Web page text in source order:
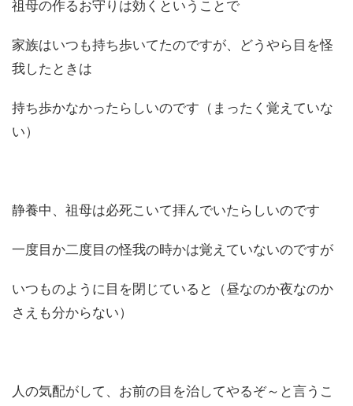
祖母の作るお守りは効くということで
家族はいつも持ち歩いてたのですが、どうやら目を怪
我したときは
持ち歩かなかったらしいのです（まったく覚えていな
い）
静養中、祖母は必死こいて拝んでいたらしいのです
一度目か二度目の怪我の時かは覚えていないのですが
いつものように目を閉じていると（昼なのか夜なのか
さえも分からない）
人の気配がして、お前の目を治してやるぞ～と言うこ